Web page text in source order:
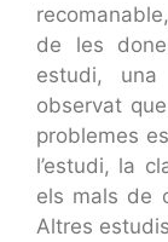
de les
estudi,
observat
problemes
l’estudi, la
els mals de
Altres